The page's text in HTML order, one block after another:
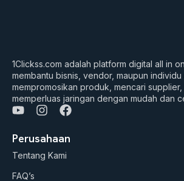
1Clickss.com adalah platform digital all in
membantu bisnis, vendor, maupun individu
mempromosikan produk, mencari
memperluas jaringan dengan mudah dan
Y
u
t
u
b
I
s
t
a
F
c
e
b
Perusahaan
Tentang Kami
FAQ’s